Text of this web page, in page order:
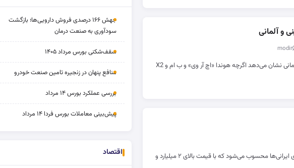
و آلمانی
مقایسه شاسی بلند ژاپنی و آلمانی نشان می‌دهد اگرچه هوندا «اچ آر وی» و ب ام و X2
ونوسیا استار خودرو وارداتی جدید برای ایرانی‌ها محسوب می‌شود که با قیمت بالای ۲ میلیارد و
جهش ۱۶۶ درصدی فروش دارویی‌ها؛ بازگشت
سودآوری به صنعت درمان
سقف‌شکنی بورس مرداد ۱۴۰۵
منافع پنهان در زنجیره تامین صنعت خودرو
بررسی عملکرد بورس ۱۴ مرداد
پیش‌بینی معاملات بورس فردا ۱۴ مرداد
اقتصاد